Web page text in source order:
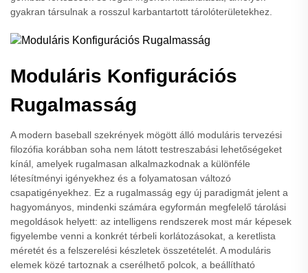
gyakran társulnak a rosszul karbantartott tárolóterületekhez.
Moduláris Konfigurációs
Rugalmasság
A modern baseball szekrények mögött álló moduláris tervezési
filozófia korábban soha nem látott testreszabási lehetőségeket
kínál, amelyek rugalmasan alkalmazkodnak a különféle
létesítményi igényekhez és a folyamatosan változó
csapatigényekhez. Ez a rugalmasság egy új paradigmát jelent a
hagyományos, mindenki számára egyformán megfelelő tárolási
megoldások helyett: az intelligens rendszerek most már képesek
figyelembe venni a konkrét térbeli korlátozásokat, a keretlista
méretét és a felszerelési készletek összetételét. A moduláris
elemek közé tartoznak a cserélhető polcok, a beállítható